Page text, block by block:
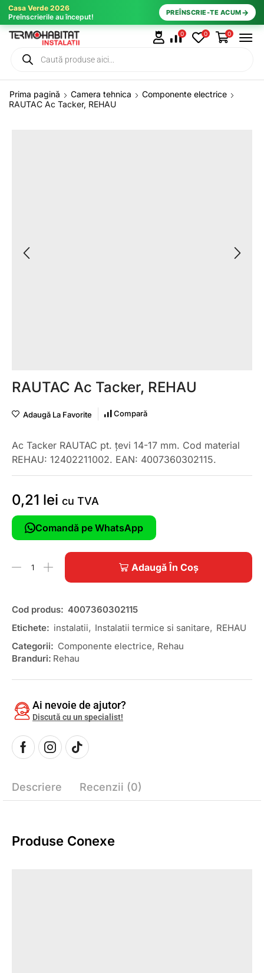
Casa Verde 2026
Preînscrierile au început!
PREÎNSCRIE-TE ACUM→
0 0 0
Prima pagină Camera tehnica
Componente electrice
RAUTAC Ac Tacker, REHAU
RAUTAC Ac Tacker, REHAU
Adaugă La Favorite Compară
Ac Tacker RAUTAC pt. țevi 14-17 mm. Cod material
REHAU: 12402211002. EAN: 4007360302115.
0,21 lei cu TVA
Comandă pe WhatsApp
Adaugă În Coș
Cod produs: 4007360302115
Etichete: instalatii, Instalatii termice si sanitare, REHAU
Categorii: Componente electrice, Rehau
Branduri: Rehau
Ai nevoie de ajutor?
Discută cu un specialist!
Descriere Recenzii (0)
Produse Conexe